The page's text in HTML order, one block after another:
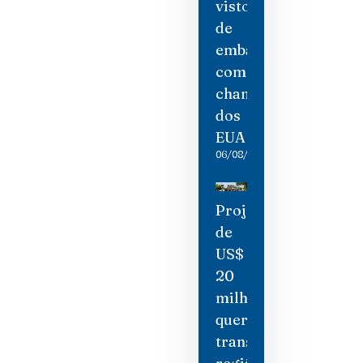
visto
de
embaixadora
como
chantagem
dos
EUA
06/08/2026
Projeto
de
US$
20
milhões
quer
transformar